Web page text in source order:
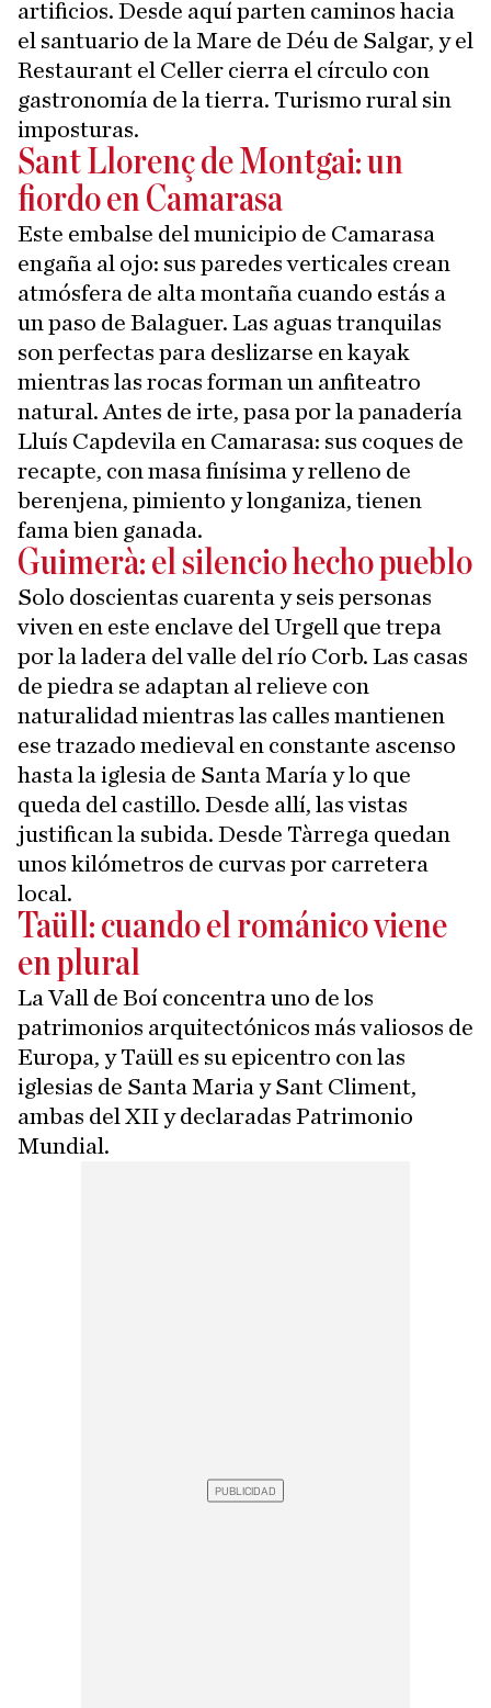
artificios. Desde aquí parten caminos hacia
el santuario de la Mare de Déu de Salgar, y el
Restaurant el Celler cierra el círculo con
gastronomía de la tierra. Turismo rural sin
imposturas.
Sant Llorenç de Montgai: un
fiordo en Camarasa
Este embalse del municipio de Camarasa
engaña al ojo: sus paredes verticales crean
atmósfera de alta montaña cuando estás a
un paso de Balaguer. Las aguas tranquilas
son perfectas para deslizarse en kayak
mientras las rocas forman un anfiteatro
natural. Antes de irte, pasa por la panadería
Lluís Capdevila en Camarasa: sus coques de
recapte, con masa finísima y relleno de
berenjena, pimiento y longaniza, tienen
fama bien ganada.
Guimerà: el silencio hecho pueblo
Solo doscientas cuarenta y seis personas
viven en este enclave del Urgell que trepa
por la ladera del valle del río Corb. Las casas
de piedra se adaptan al relieve con
naturalidad mientras las calles mantienen
ese trazado medieval en constante ascenso
hasta la iglesia de Santa María y lo que
queda del castillo. Desde allí, las vistas
justifican la subida. Desde Tàrrega quedan
unos kilómetros de curvas por carretera
local.
Taüll: cuando el románico viene
en plural
La Vall de Boí concentra uno de los
patrimonios arquitectónicos más valiosos de
Europa, y Taüll es su epicentro con las
iglesias de Santa Maria y Sant Climent,
ambas del XII y declaradas Patrimonio
Mundial.